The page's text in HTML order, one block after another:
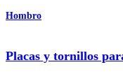
Hombro
Placas y tornillos